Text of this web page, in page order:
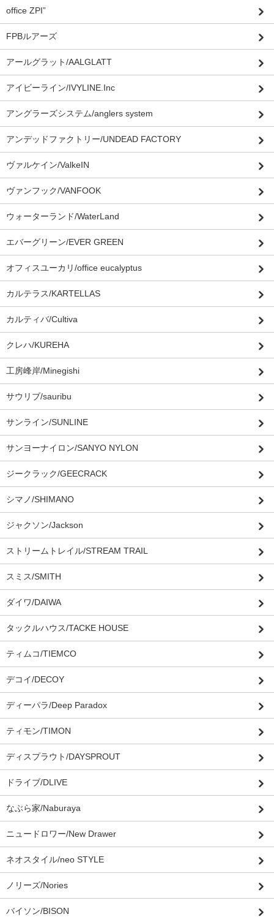
office ZPI”
FPBルアーズ
アールグラット/AALGLATT
アイビーライン/IVYLINE.Inc
アングラーズシステム/anglers system
アンデッドファクトリー/UNDEAD FACTORY
ヴァルケイン/ValkeIN
ヴァンフック/VANFOOK
ウォーターランド/WaterLand
エバーグリーン/EVER GREEN
オフィスユーカリ/office eucalyptus
カルテラス/KARTELLAS
カルティバ/Cultiva
クレハ/KUREHA
工房峰岸/Minegishi
サウリブ/sauribu
サンライン/SUNLINE
サンヨーナイロン/SANYO NYLON
ジークラック/GEECRACK
シマノ/SHIMANO
ジャクソン/Jackson
ストリームトレイル/STREAM TRAIL
スミス/SMITH
ダイワ/DAIWA
タックルハウス/TACKE HOUSE
ティムコ/TIEMCO
デコイ/DECOY
ディーパラ/Deep Paradox
ティモン/TIMON
ディスプラウト/DAYSPROUT
ドライブ/DLIVE
なぶら家/Naburaya
ニュードロワー/New Drawer
ネオスタイル/neo STYLE
ノリーズ/Nories
バイソン/BISON